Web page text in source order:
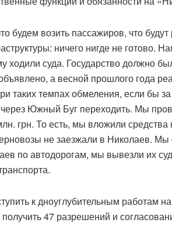
будем возить пассажиров, что будут
ничего нигде не
ходили суда. Государство должно
а весной прошлого года
таких темпах обмеления, если бы
Южный Буг переходить. Мы
грн. То есть, мы вложили
не заезжали в Николаев. Мы
по автодорогам, мы вывезли их
к дноуглубительным
47 разрешений и